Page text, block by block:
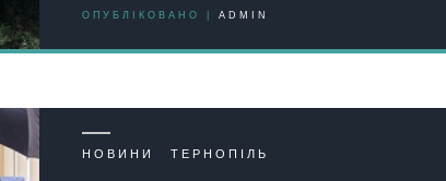
ОПУБЛІКОВАНО | ADMIN
НОВИНИ ТЕРНОПІЛЬ